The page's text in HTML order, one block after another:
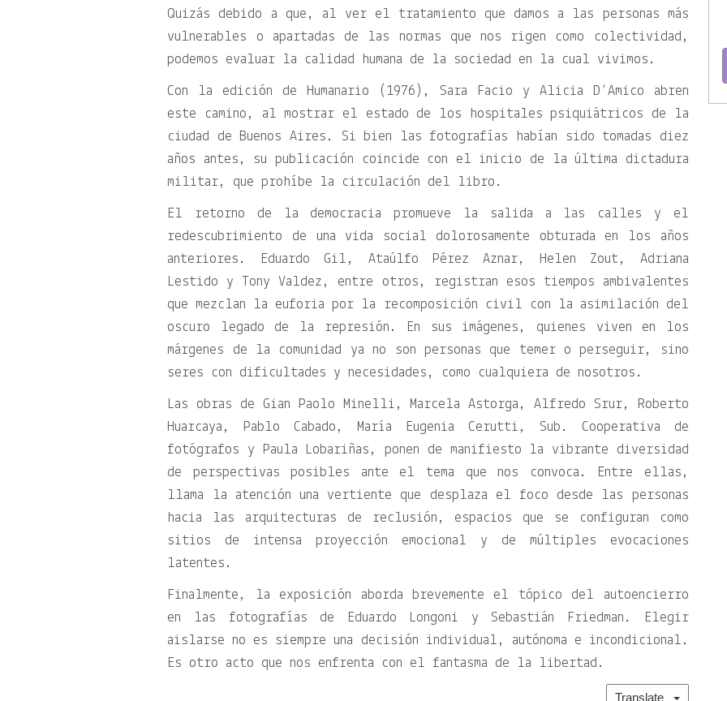
Quizás debido a que, al ver el tratamiento que damos a las personas más
vulnerables o apartadas de las normas que nos rigen como colectividad,
podemos evaluar la calidad humana de la sociedad en la cual vivimos.
Con la edición de Humanario (1976), Sara Facio y Alicia D’Amico abren
este camino, al mostrar el estado de los hospitales psiquiátricos de la
ciudad de Buenos Aires. Si bien las fotografías habían sido tomadas diez
años antes, su publicación coincide con el inicio de la última dictadura
militar, que prohíbe la circulación del libro.
El retorno de la democracia promueve la salida a las calles y el
redescubrimiento de una vida social dolorosamente obturada en los años
anteriores. Eduardo Gil, Ataúlfo Pérez Aznar, Helen Zout, Adriana
Lestido y Tony Valdez, entre otros, registran esos tiempos ambivalentes
que mezclan la euforia por la recomposición civil con la asimilación del
oscuro legado de la represión. En sus imágenes, quienes viven en los
márgenes de la comunidad ya no son personas que temer o perseguir, sino
seres con dificultades y necesidades, como cualquiera de nosotros.
Las obras de Gian Paolo Minelli, Marcela Astorga, Alfredo Srur, Roberto
Huarcaya, Pablo Cabado, María Eugenia Cerutti, Sub. Cooperativa de
fotógrafos y Paula Lobariñas, ponen de manifiesto la vibrante diversidad
de perspectivas posibles ante el tema que nos convoca. Entre ellas,
llama la atención una vertiente que desplaza el foco desde las personas
hacia las arquitecturas de reclusión, espacios que se configuran como
sitios de intensa proyección emocional y de múltiples evocaciones
latentes.
Finalmente, la exposición aborda brevemente el tópico del autoencierro
en las fotografías de Eduardo Longoni y Sebastián Friedman. Elegir
aislarse no es siempre una decisión individual, autónoma e incondicional.
Es otro acto que nos enfrenta con el fantasma de la libertad.
Translate